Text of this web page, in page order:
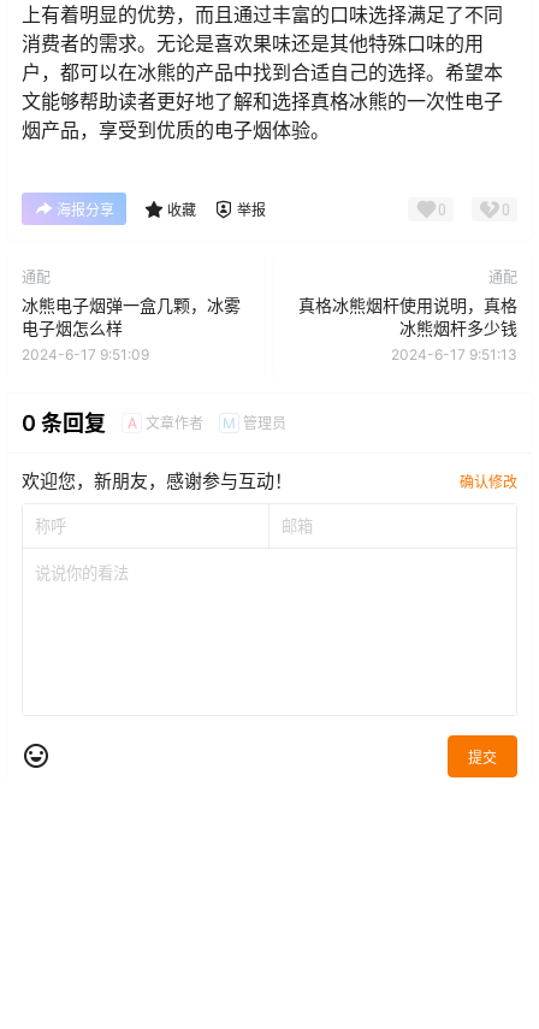
上有着明显的优势，而且通过丰富的口味选择满足了不同
消费者的需求。无论是喜欢果味还是其他特殊口味的用
户，都可以在冰熊的产品中找到合适自己的选择。希望本
文能够帮助读者更好地了解和选择真格冰熊的一次性电子
烟产品，享受到优质的电子烟体验。
海报分享 收藏 举报 0 0
通配
冰熊电子烟弹一盒几颗，冰雾
电子烟怎么样
2024-6-17 9:51:09
通配
真格冰熊烟杆使用说明，真格
冰熊烟杆多少钱
2024-6-17 9:51:13
0 条回复 A 文章作者 M 管理员
欢迎您，新朋友，感谢参与互动！ 确认修改
提交